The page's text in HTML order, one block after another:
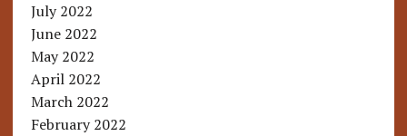
July 2022
June 2022
May 2022
April 2022
March 2022
February 2022